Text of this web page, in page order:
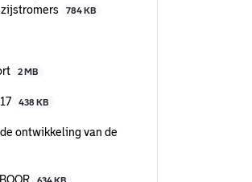
784 KB
2 MB
438 KB
ontwikkeling van de